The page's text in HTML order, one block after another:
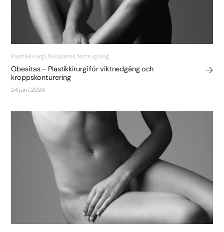
Plastikkirurgi, Bukplastik, fettsugning
Obesitas – Plastikkirurgi för viktnedgång och
kroppskonturering
24 juni, 2024